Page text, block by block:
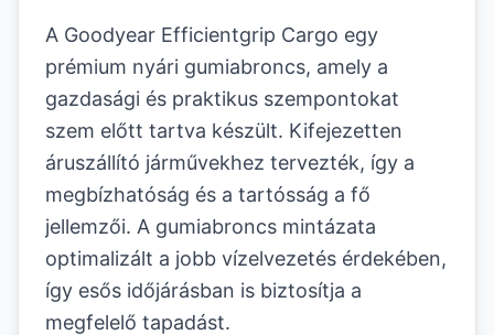
A Goodyear Efficientgrip Cargo egy
prémium nyári gumiabroncs, amely a
gazdasági és praktikus szempontokat
szem előtt tartva készült. Kifejezetten
áruszállító járművekhez tervezték, így a
megbízhatóság és a tartósság a fő
jellemzői. A gumiabroncs mintázata
optimalizált a jobb vízelvezetés érdekében,
így esős időjárásban is biztosítja a
megfelelő tapadást.